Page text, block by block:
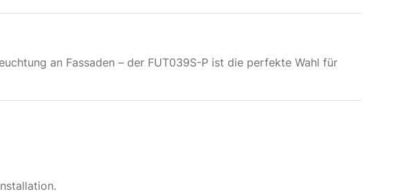
an Fassaden – der FUT039S-P ist die perfekte Wahl für